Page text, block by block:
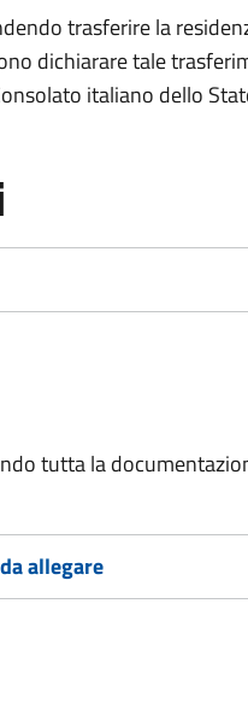
trasferire la
dichiarare tale
italiano dello
tutta la
allegare